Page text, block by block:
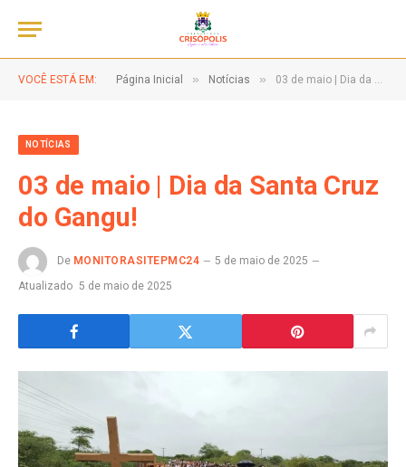
VOCÊ ESTÁ EM: Página Inicial » Notícias » 03 de maio | Dia da Santa Cruz do Gangu!
NOTÍCIAS
03 de maio | Dia da Santa Cruz
do Gangu!
De MONITORASITEPMC24
5 de maio de 2025
Atualizado 5 de maio de 2025